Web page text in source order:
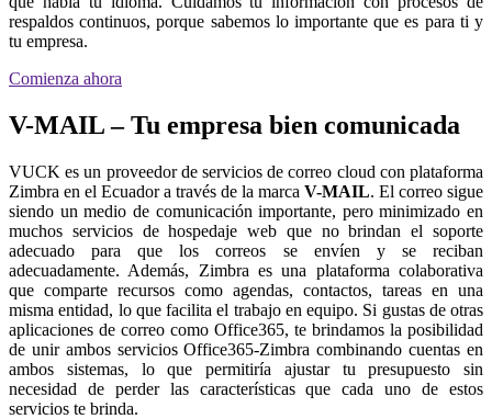
respaldos continuos, porque sabemos lo importante que es para ti y
tu empresa.
Comienza ahora
V-MAIL – Tu empresa bien comunicada
VUCK es un proveedor de servicios de correo cloud con plataforma
Zimbra en el Ecuador a través de la marca V-MAIL. El correo sigue
siendo un medio de comunicación importante, pero minimizado en
muchos servicios de hospedaje web que no brindan el soporte
adecuado para que los correos se envíen y se reciban
adecuadamente. Además, Zimbra es una plataforma colaborativa
que comparte recursos como agendas, contactos, tareas en una
misma entidad, lo que facilita el trabajo en equipo. Si gustas de otras
aplicaciones de correo como Office365, te brindamos la posibilidad
de unir ambos servicios Office365-Zimbra combinando cuentas en
ambos sistemas, lo que permitiría ajustar tu presupuesto sin
necesidad de perder las características que cada uno de estos
servicios te brinda.